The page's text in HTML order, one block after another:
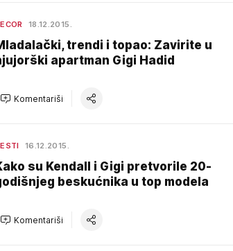
18.12.2015.
trendi i topao: Zavirite u
apartman Gigi Hadid
Komentariši
16.12.2015.
su Kendall i Gigi pretvorile 20-
beskućnika u top modela
Komentariši